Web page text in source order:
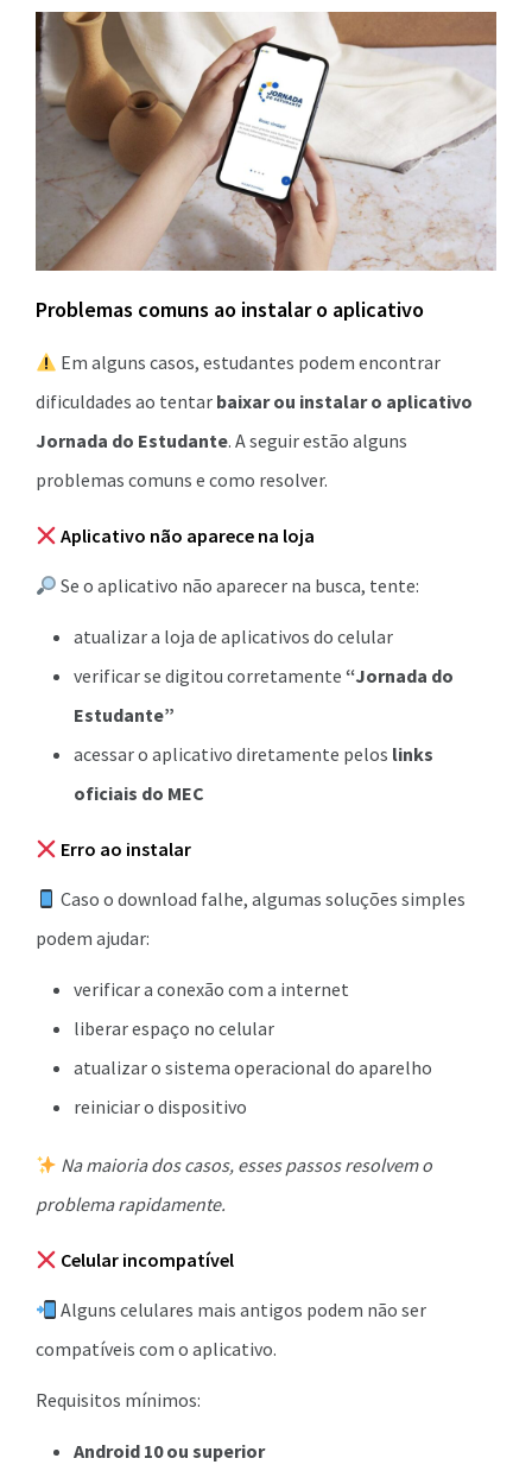
Problemas comuns ao instalar o aplicativo
Em alguns casos, estudantes podem encontrar
dificuldades ao tentar baixar ou instalar o aplicativo
Jornada do Estudante. A seguir estão alguns
problemas comuns e como resolver.
Aplicativo não aparece na loja
Se o aplicativo não aparecer na busca, tente:
atualizar a loja de aplicativos do celular
verificar se digitou corretamente “Jornada do
Estudante”
acessar o aplicativo diretamente pelos links
oficiais do MEC
Erro ao instalar
Caso o download falhe, algumas soluções simples
podem ajudar:
verificar a conexão com a internet
liberar espaço no celular
atualizar o sistema operacional do aparelho
reiniciar o dispositivo
Na maioria dos casos, esses passos resolvem o
problema rapidamente.
Celular incompatível
Alguns celulares mais antigos podem não ser
compatíveis com o aplicativo.
Requisitos mínimos:
Android 10 ou superior